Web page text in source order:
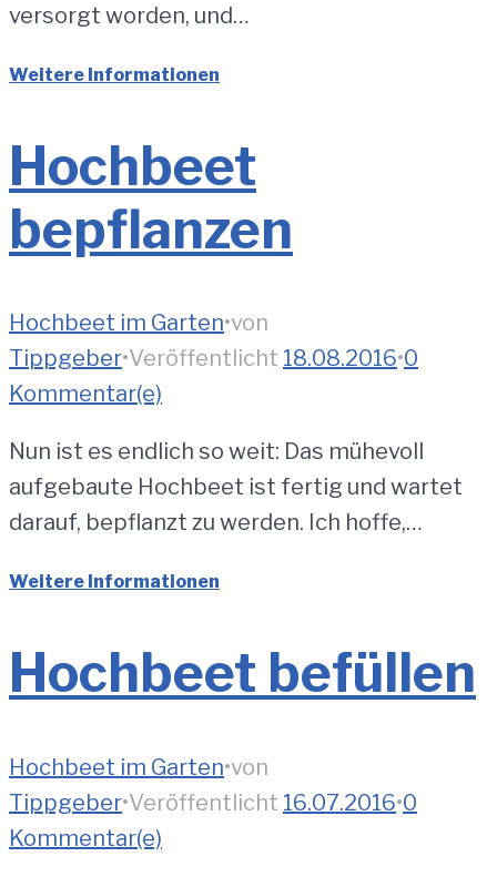
versorgt worden, und…
Weitere Informationen
Hochbeet
bepflanzen
Hochbeet im Garten•von
Tippgeber•Veröffentlicht 18.08.2016•0
Kommentar(e)
Nun ist es endlich so weit: Das mühevoll
aufgebaute Hochbeet ist fertig und wartet
darauf, bepflanzt zu werden. Ich hoffe,…
Weitere Informationen
Hochbeet befüllen
Hochbeet im Garten•von
Tippgeber•Veröffentlicht 16.07.2016•0
Kommentar(e)